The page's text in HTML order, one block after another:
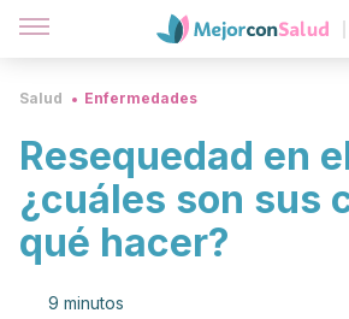
Salud Enfermedades
Resequedad en
¿cuáles son sus
qué hacer?
9 minutos